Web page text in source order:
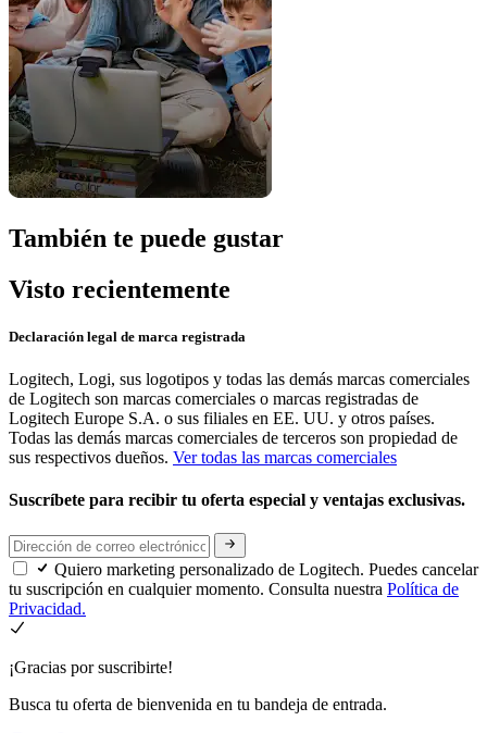
También te puede gustar
Visto recientemente
Declaración legal de marca registrada
Logitech, Logi, sus logotipos y todas las demás marcas comerciales
de Logitech son marcas comerciales o marcas registradas de
Logitech Europe S.A. o sus filiales en EE. UU. y otros países.
Todas las demás marcas comerciales de terceros son propiedad de
sus respectivos dueños. Ver todas las marcas comerciales
Suscríbete para recibir tu oferta especial y ventajas exclusivas.
Quiero marketing personalizado de Logitech. Puedes cancelar
tu suscripción en cualquier momento. Consulta nuestra Política de
Privacidad.
¡Gracias por suscribirte!
Busca tu oferta de bienvenida en tu bandeja de entrada.